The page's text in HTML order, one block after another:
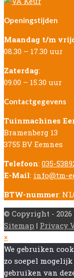
Openingstijden
Maandag t/m
08.30 – 17.30 uur
Zaterdag:
09.00 – 15.30 uur
Contactgegevens
Tuinmachines
Bramenberg 13
3755 BV Eemnes
Telefoon: 035-
E-Mail: info@tm-
BTW-nummer:
© Copyright -
Sitemap | Privacy
Back
To
Top
×
We gebruiken
zo soepel
gebruiken van